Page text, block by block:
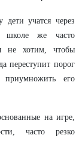
дети учатся через
школе же часто
не хотим, чтобы
переступит порог
его
на игре,
часто резко